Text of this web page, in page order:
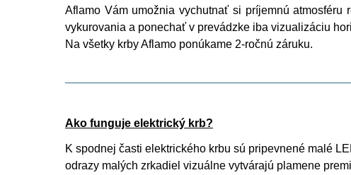
Aflamo Vám umožnia vychutnať si príjemnú
vykurovania a ponechať v prevádzke iba vizualizáciu
Na všetky krby Aflamo ponúkame 2-ročnú záruku.
Ako funguje elektrický krb?
K spodnej časti elektrického krbu sú pripevnené malé
odrazy malých zrkadiel vizuálne vytvárajú plamene